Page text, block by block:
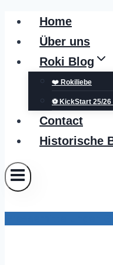
Zum
Inhalt
springen
Home
Über uns
Roki Blog
❤️ Rokiliebe
⚽ KickStart 25/
Contact
Historische